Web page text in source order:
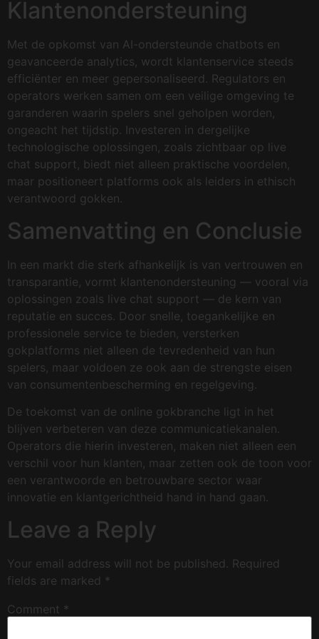
Klantenondersteuning
Met de opkomst van AI-ondersteunde chatbots en
geavanceerde analytics, wordt klantenservice steeds
efficiënter en meer gepersonaliseerd. Regulators en
operators werken samen om een veilige omgeving te
garanderen waarin spelers snel geholpen worden,
ongeacht het tijdstip. Investeren in dergelijke
technologische oplossingen, zoals zichtbaar op live
chat support, biedt niet alleen praktische voordelen,
maar positioneert platforms ook als leiders in ethisch
verantwoord gokken.
Samenvatting en Conclusie
In een markt die sterk afhankelijk is van vertrouwen en
transparantie, vormt klantenondersteuning — vooral via
oplossingen zoals live chat support — de kern van
reputatie en succes. Door snelle, toegankelijke en
professionele service te bieden, versterken
gokplatforms niet alleen de tevredenheid van hun
spelers, maar voldoen ze ook aan de strengste eisen
van consumentenbescherming en regelgeving.
De toekomst van de online gokbranche ligt in het
blijven verbeteren van deze communicatiekanalen.
Operators die hierin investeren, maken niet alleen een
verschil voor hun klanten, maar zetten ook de toon voor
een verantwoorde en betrouwbare sector waar
innovatie en klantgerichtheid hand in hand gaan.
Leave a Reply
Your email address will not be published. Required
fields are marked *
Comment *